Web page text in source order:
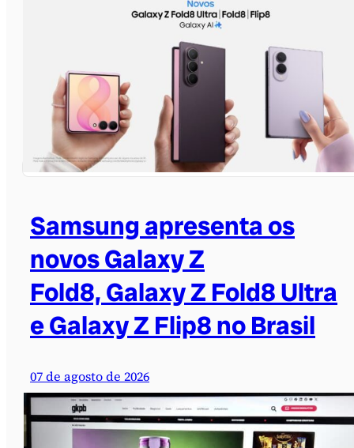
Samsung apresenta os
novos Galaxy Z
Fold8, Galaxy Z Fold8 Ultra
e Galaxy Z Flip8 no Brasil
07 de agosto de 2026